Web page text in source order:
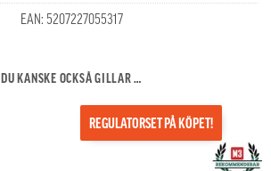
EAN: 5207227055317
DU KANSKE OCKSÅ GILLAR …
REGULATORSET PÅ KÖPET!